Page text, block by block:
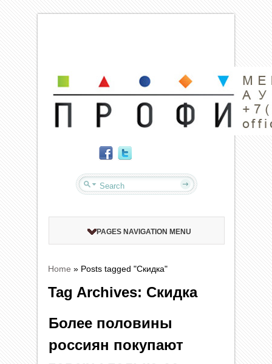
PAGES NAVIGATION MENU
Home » Posts tagged "Скидка"
Tag Archives: Скидка
Более половины
россиян покупают